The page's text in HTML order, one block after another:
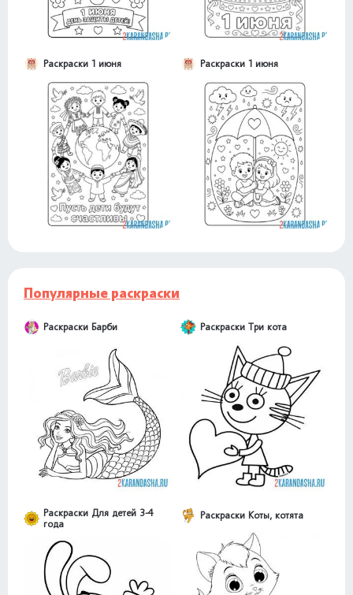
Раскраски 1 июня Раскраски 1 июня
Популярные раскраски
Раскраски Барби Раскраски Три кота
Раскраски Для детей 3-4
года
Раскраски Коты, котята